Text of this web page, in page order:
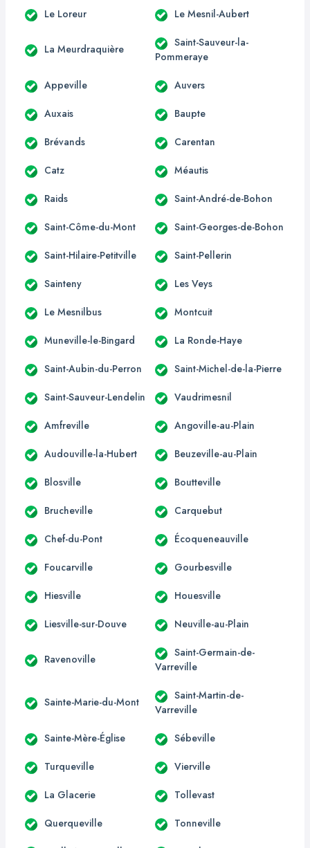
Le Loreur Le Mesnil-Aubert
La Meurdraquière
Saint-Sauveur-la-
Pommeraye
Appeville Auvers
Auxais Baupte
Brévands Carentan
Catz Méautis
Raids Saint-André-de-Bohon
Saint-Côme-du-Mont Saint-Georges-de-Bohon
Saint-Hilaire-Petitville Saint-Pellerin
Sainteny Les Veys
Le Mesnilbus Montcuit
Muneville-le-Bingard La Ronde-Haye
Saint-Aubin-du-Perron Saint-Michel-de-la-Pierre
Saint-Sauveur-Lendelin Vaudrimesnil
Amfreville Angoville-au-Plain
Audouville-la-Hubert Beuzeville-au-Plain
Blosville Boutteville
Brucheville Carquebut
Chef-du-Pont Écoqueneauville
Foucarville Gourbesville
Hiesville Houesville
Liesville-sur-Douve Neuville-au-Plain
Ravenoville
Saint-Germain-de-
Varreville
Sainte-Marie-du-Mont
Saint-Martin-de-
Varreville
Sainte-Mère-Église Sébeville
Turqueville Vierville
La Glacerie Tollevast
Querqueville Tonneville